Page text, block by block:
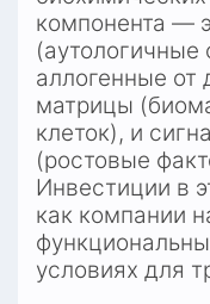
компонента —
(аутологичные
аллогенные
матрицы
клеток), и
(ростовые
Инвестиции в
как компании
условиях для